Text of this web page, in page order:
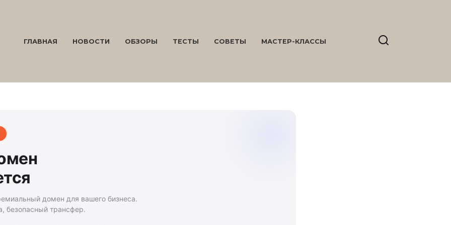
ГЛАВНАЯ НОВОСТИ ОБЗОРЫ ТЕСТЫ СОВЕТЫ МАСТЕР-КЛАССЫ
домен для вашего бизнеса.
безопасный трансфер.